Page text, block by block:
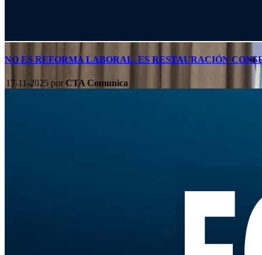
NO ES REFORMA LABORAL, ES RESTAURACIÓN
17-11-2025por CTA Comunica